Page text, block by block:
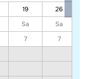
Unterkünfte. Die genaue
19
26
Sa
Sa
7 7